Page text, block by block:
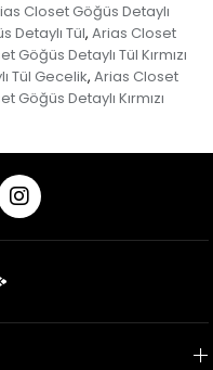
Closet Göğüs Detaylı
Detaylı Tül, Arias Closet
Göğüs Detaylı Tül Kırmızı
Tül Gecelik, Arias Closet
Göğüs Detaylı Kırmızı